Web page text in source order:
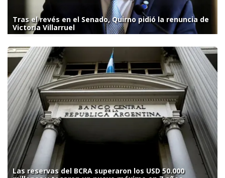
Tras el revés en el Senado, Quirno pidió la renuncia de
Victoria Villarruel
Las reservas del BCRA superaron los USD 50.000